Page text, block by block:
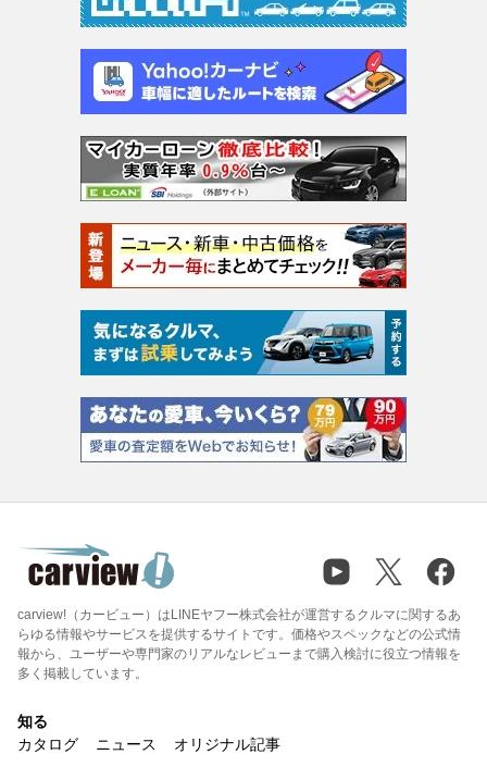
carview!（カービュー）はLINEヤフー株式会社が運営するクルマに関するあ
らゆる情報やサービスを提供するサイトです。価格やスペックなどの公式情
報から、ユーザーや専門家のリアルなレビューまで購入検討に役立つ情報を
多く掲載しています。
知る
カタログ
ニュース オリジナル記事